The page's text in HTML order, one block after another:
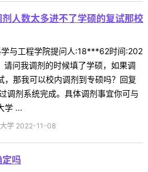
人数太多进不了学硕的复试那校
与工程学院提问人:18***62时间:202
问我调剂的时候填了学硕，如果调
，那我可以校内调剂到专硕吗？回复
调剂系统完成。具体调剂事宜你可与
学 ...
学 2022-11-08
吗